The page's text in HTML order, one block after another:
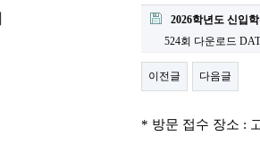
2026학년도 신입
524회 다운로드
이전글 다음글
* 방문 접수 장소 :